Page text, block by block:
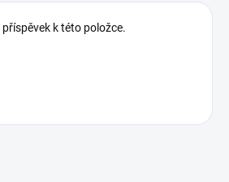
k této položce.